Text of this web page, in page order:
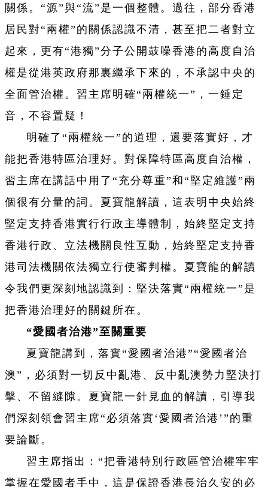
關係。“源”與“流”是一個整體。過往，部分香港
居民對“兩權”的關係認識不清，甚至把二者對立
起來，更有“港獨”分子公開鼓噪香港的高度自治
權是從港英政府那裏繼承下來的，不承認中央的
全面管治權。習主席明確“兩權統一”，一錘定
音，不容置疑！
明確了“兩權統一”的道理，還要落實好，才
能把香港特區治理好。對保障特區高度自治權，
習主席在講話中用了“充分尊重”和“堅定維護”兩
個很有分量的詞。夏寶龍解讀，這表明中央始終
堅定支持香港實行行政主導體制，始終堅定支持
香港行政、立法機關良性互動，始終堅定支持香
港司法機關依法獨立行使審判權。夏寶龍的解讀
令我們更深刻地認識到：堅決落實“兩權統一”是
把香港治理好的關鍵所在。
“愛國者治港”至關重要
夏寶龍講到，落實“愛國者治港”“愛國者治
澳”，必須對一切反中亂港、反中亂澳勢力堅決打
擊、不留縫隙。夏寶龍一針見血的解讀，引導我
們深刻領會習主席“必須落實‘愛國者治港 ’”的重
要論斷。
習主席指出：“把香港特別行政區管治權牢牢
掌握在愛國者手中，這是保證香港長治久安的必